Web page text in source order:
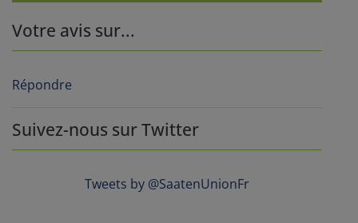
Votre avis sur...
Répondre
Suivez-nous sur Twitter
Tweets by @SaatenUnionFr